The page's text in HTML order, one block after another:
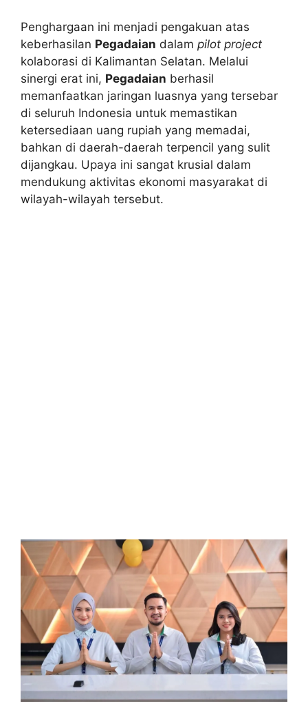
Penghargaan ini menjadi pengakuan atas
keberhasilan Pegadaian dalam pilot project
kolaborasi di Kalimantan Selatan. Melalui
sinergi erat ini, Pegadaian berhasil
memanfaatkan jaringan luasnya yang tersebar
di seluruh Indonesia untuk memastikan
ketersediaan uang rupiah yang memadai,
bahkan di daerah-daerah terpencil yang sulit
dijangkau. Upaya ini sangat krusial dalam
mendukung aktivitas ekonomi masyarakat di
wilayah-wilayah tersebut.